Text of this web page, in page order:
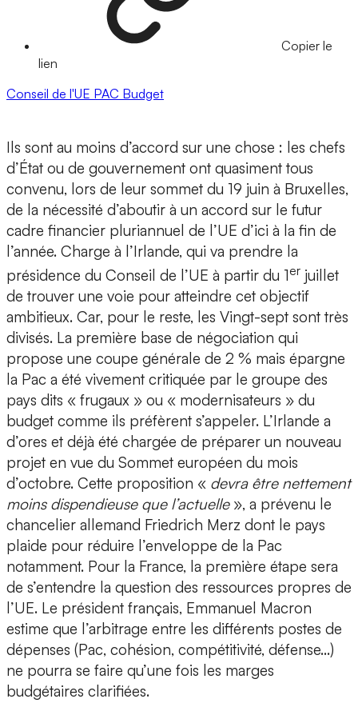
Copier le
lien
Conseil de l'UE PAC Budget
Ils sont au moins d’accord sur une chose : les chefs
d’État ou de gouvernement ont quasiment tous
convenu, lors de leur sommet du 19 juin à Bruxelles,
de la nécessité d’aboutir à un accord sur le futur
cadre financier pluriannuel de l’UE d’ici à la fin de
l’année. Charge à l’Irlande, qui va prendre la
présidence du Conseil de l’UE à partir du 1er juillet
de trouver une voie pour atteindre cet objectif
ambitieux. Car, pour le reste, les Vingt-sept sont très
divisés. La première base de négociation qui
propose une coupe générale de 2 % mais épargne
la Pac a été vivement critiquée par le groupe des
pays dits « frugaux » ou « modernisateurs » du
budget comme ils préfèrent s’appeler. L’Irlande a
d’ores et déjà été chargée de préparer un nouveau
projet en vue du Sommet européen du mois
d’octobre. Cette proposition « devra être nettement
moins dispendieuse que l’actuelle », a prévenu le
chancelier allemand Friedrich Merz dont le pays
plaide pour réduire l’enveloppe de la Pac
notamment. Pour la France, la première étape sera
de s’entendre la question des ressources propres de
l’UE. Le président français, Emmanuel Macron
estime que l’arbitrage entre les différents postes de
dépenses (Pac, cohésion, compétitivité, défense…)
ne pourra se faire qu’une fois les marges
budgétaires clarifiées.